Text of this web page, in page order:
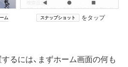
ム
スナップショット をタップ
るには、まずホーム画面の何も